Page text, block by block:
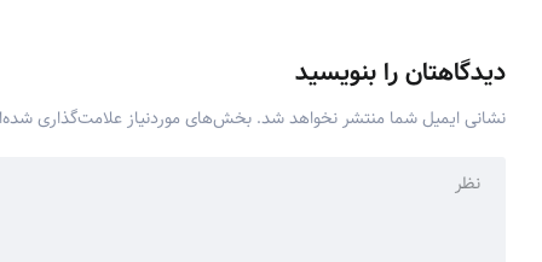
دیدگاهتان را بنویسید
نشانی ایمیل شما منتشر نخواهد شد. بخش‌های موردنیاز علامت‌گذاری